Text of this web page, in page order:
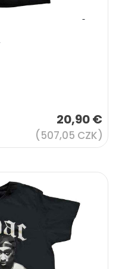
20,90 €
(507,05 CZK)